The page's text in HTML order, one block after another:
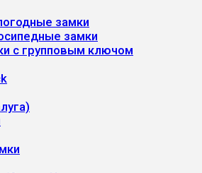
замки
замки
с групповым ключом